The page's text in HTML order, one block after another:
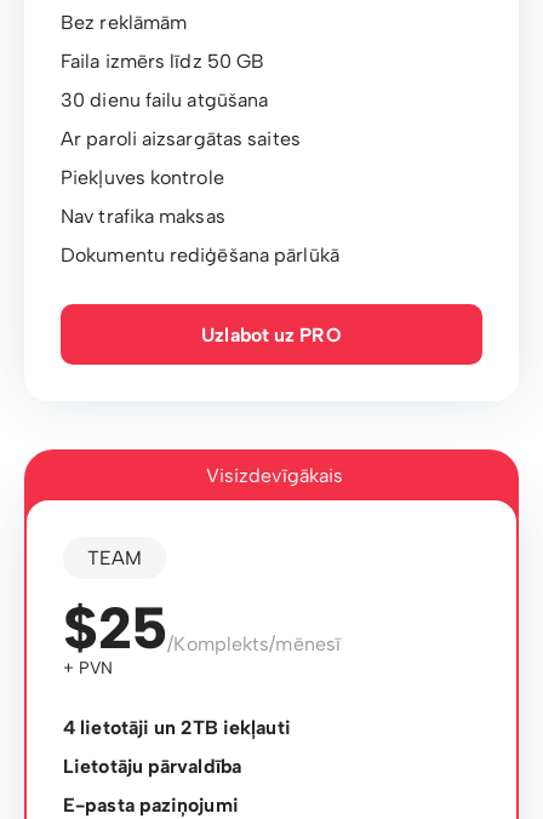
Bez reklāmām
Faila izmērs līdz 50 GB
30 dienu failu atgūšana
Ar paroli aizsargātas saites
Piekļuves kontrole
Nav trafika maksas
Dokumentu rediģēšana pārlūkā
Uzlabot uz PRO
Visizdevīgākais
TEAM
$25/Komplekts/mēnesī
+ PVN
4 lietotāji un 2TB iekļauti
Lietotāju pārvaldība
E-pasta paziņojumi